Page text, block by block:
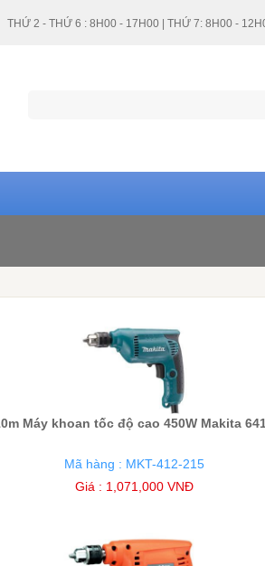
(17)Máy khoan tốc độ cao 450W Makita
Mã hàng : MKT-412-215
Giá : 1,071,000 VNĐ
THỨ 2 - THỨ 6 : 8H00 - 17H00 | THỨ 7: 8H00 -